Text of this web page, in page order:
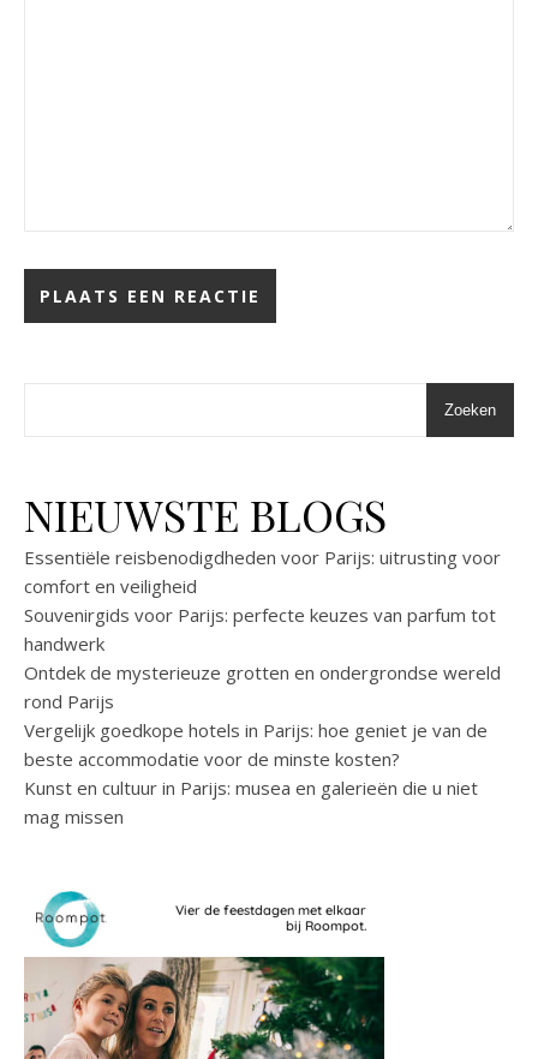
Zoeken
NIEUWSTE BLOGS
Essentiële reisbenodigdheden voor Parijs: uitrusting voor
comfort en veiligheid
Souvenirgids voor Parijs: perfecte keuzes van parfum tot
handwerk
Ontdek de mysterieuze grotten en ondergrondse wereld
rond Parijs
Vergelijk goedkope hotels in Parijs: hoe geniet je van de
beste accommodatie voor de minste kosten?
Kunst en cultuur in Parijs: musea en galerieën die u niet
mag missen